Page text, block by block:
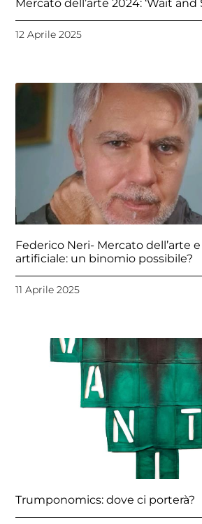
Mercato dell’arte 2024: ‘Wait and
12 Aprile 2025
Federico Neri- Mercato dell’arte
artificiale: un binomio possibile?
11 Aprile 2025
Trumponomics: dove ci porterà?